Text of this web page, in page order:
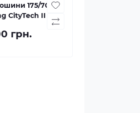
175/70 R14
CityTech II
грн.